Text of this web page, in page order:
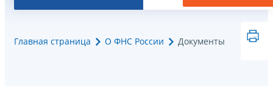
Главная страница О ФНС России Документы